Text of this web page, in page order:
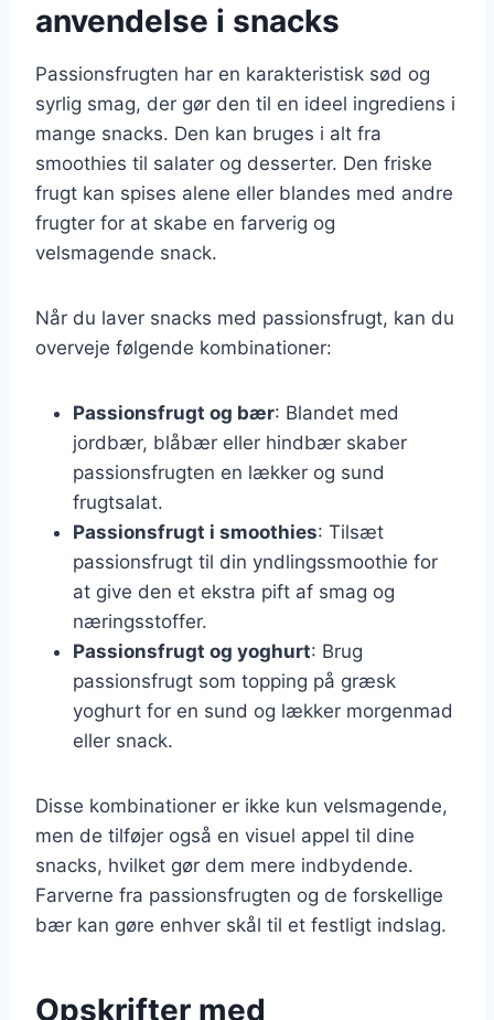
anvendelse i snacks
Passionsfrugten har en karakteristisk sød og
syrlig smag, der gør den til en ideel ingrediens i
mange snacks. Den kan bruges i alt fra
smoothies til salater og desserter. Den friske
frugt kan spises alene eller blandes med andre
frugter for at skabe en farverig og
velsmagende snack.
Når du laver snacks med passionsfrugt, kan du
overveje følgende kombinationer:
Passionsfrugt og bær: Blandet med
jordbær, blåbær eller hindbær skaber
passionsfrugten en lækker og sund
frugtsalat.
Passionsfrugt i smoothies: Tilsæt
passionsfrugt til din yndlingssmoothie for
at give den et ekstra pift af smag og
næringsstoffer.
Passionsfrugt og yoghurt: Brug
passionsfrugt som topping på græsk
yoghurt for en sund og lækker morgenmad
eller snack.
Disse kombinationer er ikke kun velsmagende,
men de tilføjer også en visuel appel til dine
snacks, hvilket gør dem mere indbydende.
Farverne fra passionsfrugten og de forskellige
bær kan gøre enhver skål til et festligt indslag.
Opskrifter med